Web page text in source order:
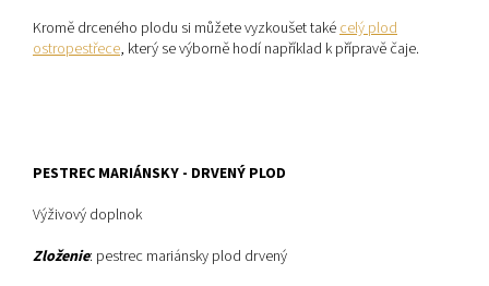
Kromě drceného plodu si můžete vyzkoušet takécelý plod
ostropestřece, který se výborně hodí například k přípravě čaje.
PESTREC MARIÁNSKY - DRVENÝ PLOD
Výživový doplnok
Zloženie: pestrec mariánsky plod drvený